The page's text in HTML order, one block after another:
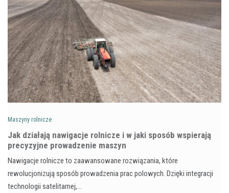
Maszyny rolnicze
Jak działają nawigacje rolnicze i w jaki sposób wspierają
precyzyjne prowadzenie maszyn
Nawigacje rolnicze to zaawansowane rozwiązania, które
rewolucjonizują sposób prowadzenia prac polowych. Dzięki integracji
technologii satelitarnej,…